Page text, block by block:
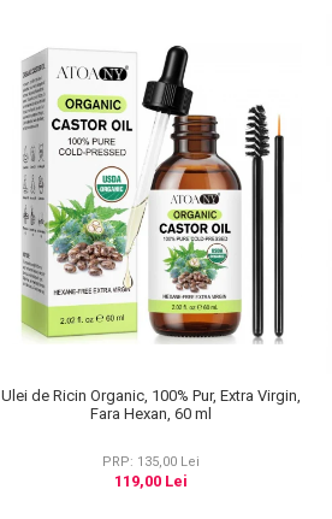
Ulei de Ricin Organic, 100% Pur, Extra Virgin,
Fara Hexan, 60 ml
PRP: 135,00 Lei
119,00 Lei